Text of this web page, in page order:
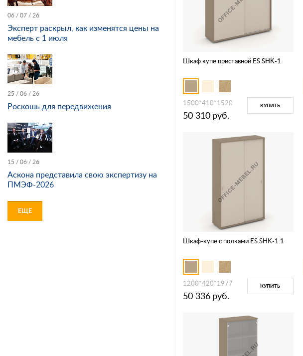
Шкаф купе приставной ES.SHK-1
1500*410*1520
50 310 руб.
КУПИТЬ
Шкаф-купе с полками ES.SHK-1.1
1200*420*1977
50 336 руб.
КУПИТЬ
06 / 07 / 26
Эксперт раскрыл, как изменятся цены на
мебель с 1 июля
25 / 06 / 26
Роскошь для передвижения
15 / 06 / 26
Аскона представила свою экспертизу на
ПМЭФ-2026
ЕЩЕ